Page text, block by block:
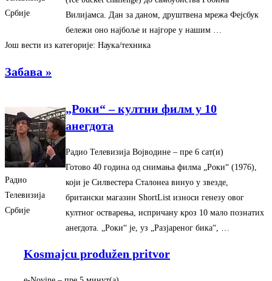
Србије
Вилијамса. Дан за даном, друштвена мрежа Фејсбук
бележи оно најбоље и најгоре у нашим …
Још вести из категорије: Наука/техника
Забава »
Радио
Телевизија
Србије
„Роки“ – култни филм у 10
анегдота
Радио Телевизија Војводине – ‎пре 6 сат(и)‎
Готово 40 година од снимања филма „Роки“ (1976),
који је Силвестера Сталонеа винуо у звезде,
британски магазин ShortList износи генезу овог
култног остварења, испричану кроз 10 мало познатих
анегдота. „Роки“ је, уз „Разјареног бика“, …
Kosmajcu produžen pritvor